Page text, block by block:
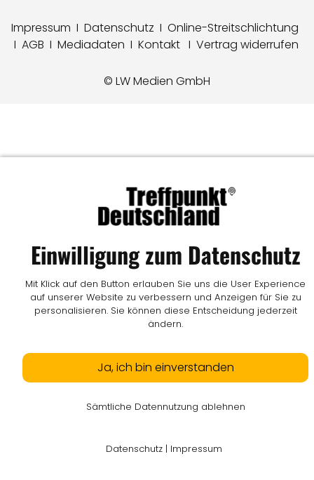
Impressum I Datenschutz I Online-Streitschlichtung
I AGB I Mediadaten I Kontakt I Vertrag widerrufen
© LW Medien GmbH
Einwilligung zum Datenschutz
Mit Klick auf den Button erlauben Sie uns die User Experience
auf unserer Website zu verbessern und Anzeigen für Sie zu
personalisieren. Sie können diese Entscheidung jederzeit
ändern.
Ja, ich bin einverstanden
Sämtliche Datennutzung ablehnen
Datenschutz | Impressum